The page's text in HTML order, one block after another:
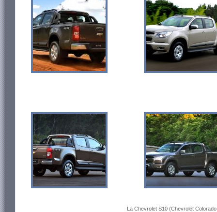
La Chevrolet S10 (Chevrolet